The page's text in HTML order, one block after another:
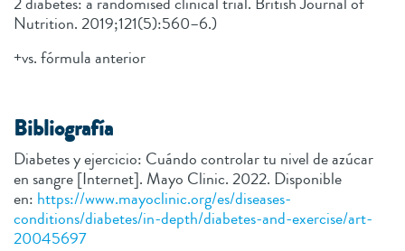
Nutrition. 2019;121(5):560–6.)
+vs. fórmula anterior
Bibliografía
Diabetes y ejercicio: Cuándo controlar tu nivel de azúcar
en sangre [Internet]. Mayo Clinic. 2022. Disponible
en: https://www.mayoclinic.org/es/diseases-
conditions/diabetes/in-depth/diabetes-and-exercise/art-
20045697